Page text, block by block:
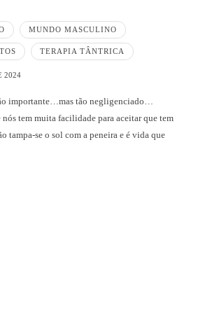
MUNDO MASCULINO
TERAPIA TÂNTRICA
2024
importante…mas tão negligenciado…
nós tem muita facilidade para aceitar que tem
tampa-se o sol com a peneira e é vida que